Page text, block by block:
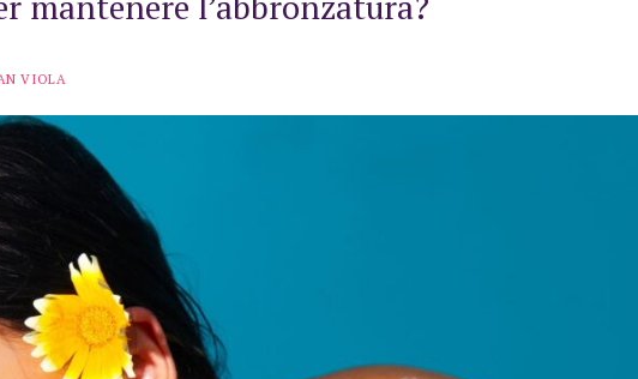
VIOLA